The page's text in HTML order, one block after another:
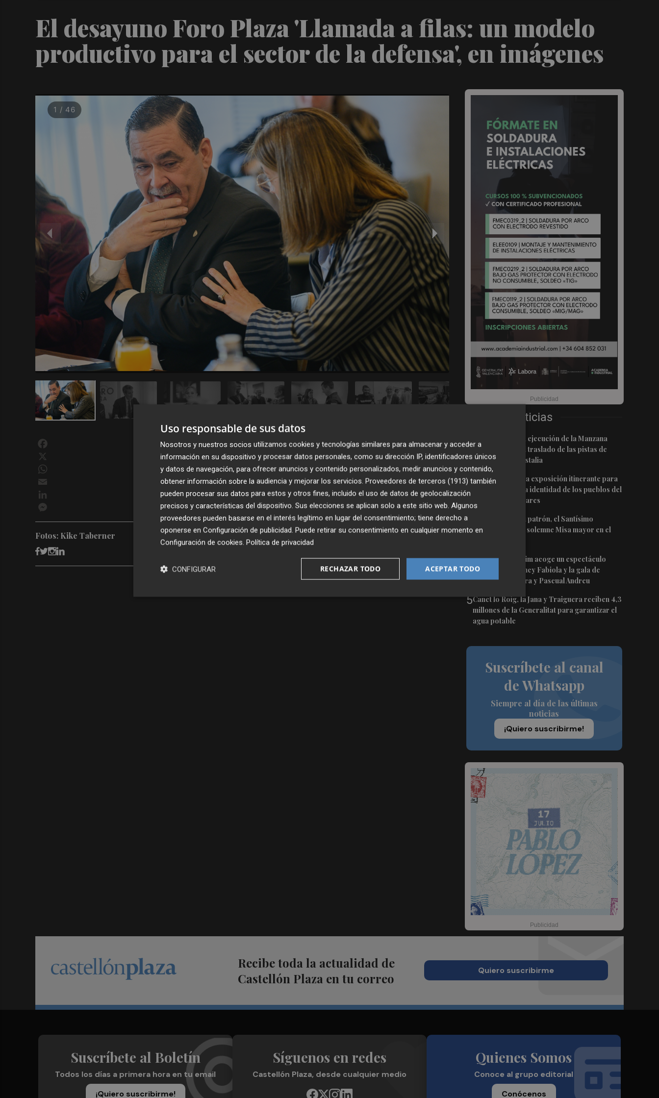
El desayuno Foro Plaza 'Llamada a filas: un modelo
productivo para el sector de la defensa', en imágenes
1 / 46
Últimas Noticias
1 Castelló inicia la ejecución de la Manzana
Albinegra con el traslado de las pistas de
pádel junto a Castalia
2Pavías acoge una exposición itinerante para
poner en valor la identidad de los pueblos del
Palancia y el Mijares
3
Onda honra a su patrón, el Santísimo
Salvador, con la solemne Misa mayor en el
4Ópera Benicàssim acoge un espectáculo
dirigido por Nancy Fabiola y la gala de
Anabel de la Mora y Pascual Andreu
5Canet lo Roig, la Jana y Traiguera reciben 4,3
millones de la Generalitat para garantizar el
agua potable
Suscríbete al canal
de Whatsapp
Siempre al día de las últimas
noticias
¡Quiero suscribirme!
Fotos: Kike Taberner
Recibe toda la actualidad de
Castellón Plaza en tu correo
Quiero suscribirme
Suscríbete al Boletín
Todos los días a primera hora en tu email
¡Quiero suscribirme!
Síguenos en redes
Castellón Plaza, desde cualquier medio
Quienes Somos
Conoce al grupo editorial
Conócenos
Uso responsable de sus datos
Nosotros y nuestros socios utilizamos cookies y tecnologías similares para almacenar y acceder a
información en su dispositivo y procesar datos personales, como su dirección IP, identificadores únicos
y datos de navegación, para ofrecer anuncios y contenido personalizados, medir anuncios y contenido,
obtener información sobre la audiencia y mejorar los servicios. Proveedores de terceros (1913) también
pueden procesar sus datos para estos y otros fines, incluido el uso de datos de geolocalización
precisos y características del dispositivo. Sus elecciones se aplican solo a este sitio web. Algunos
proveedores pueden basarse en el interés legítimo en lugar del consentimiento; tiene derecho a
oponerse en Configuración de publicidad. Puede retirar su consentimiento en cualquier momento en
Configuración de cookies. Política de privacidad
ACEPTAR TODO
RECHAZAR TODO
CONFIGURAR